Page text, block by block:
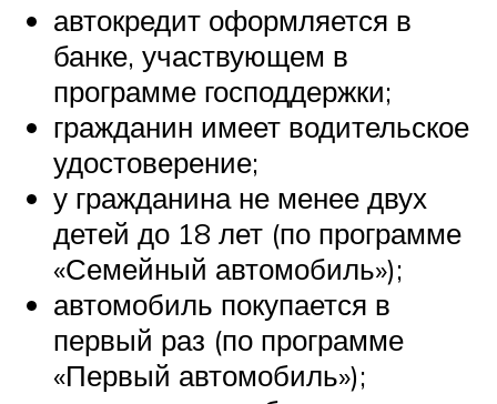
автокредит оформляется в
банке, участвующем в
программе господдержки;
гражданин имеет водительское
удостоверение;
у гражданина не менее двух
детей до 18 лет (по программе
«Семейный автомобиль»);
автомобиль покупается в
первый раз (по программе
«Первый автомобиль»);